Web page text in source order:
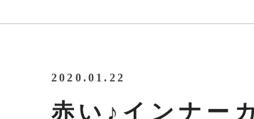
2020.01.22
赤い♪インナー